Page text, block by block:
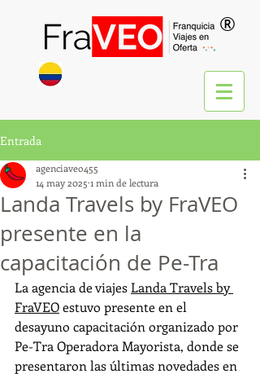
®
Entrada
Landa Travels by FraVEO
presente en la
capacitación de Pe-Tra
agenciaveo455
14 may 2025 1 min de lectura
La agencia de viajes Landa Travels by
FraVEO estuvo presente en el
desayuno capacitación organizado por
Pe-Tra Operadora Mayorista, donde se
presentaron las últimas novedades en